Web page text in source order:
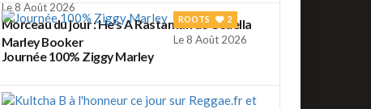
Le 8 Août 2026
Morceau du jour : He's A Rastaman de Cedella
Marley Booker
ROOTS 2
Le 8 Août 2026
Journée 100% Ziggy Marley